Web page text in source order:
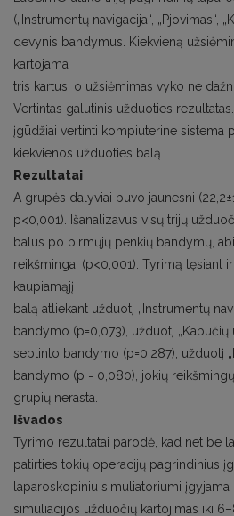
(„Instrumentų navigacija“, „Pjovimas“,
devynis bandymus. Kiekvieną
kartojama
tris kartus, o užsiėmimas vyko ne
Vertintas galutinis užduoties
įgūdžiai vertinti kompiuterine sistema
kiekvienos užduoties balą.
Rezultatai
A grupės dalyviai buvo jaunesni
p<0,001). Išanalizavus visų trijų
balus po pirmųjų penkių bandymų,
reikšmingai (p<0,001). Tyrimą tęsiant
kaupiamąjį
balą atliekant užduotį „Instrumentų
bandymo (p=0,073), užduotį „Kabučių
septinto bandymo (p=0,287), užduotį
bandymo (p = 0,080), jokių
grupių nerasta.
Išvados
Tyrimo rezultatai parodė, kad net be
patirties tokių operacijų pagrindinius
laparoskopiniu simuliatoriumi įgyjama
simuliacijos užduočių kartojimas iki